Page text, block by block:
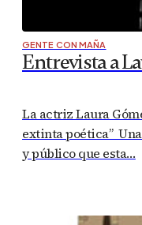
GENTE CON MAÑA
Entrevista a
La actriz Laura
extinta poética”
y público que esta…